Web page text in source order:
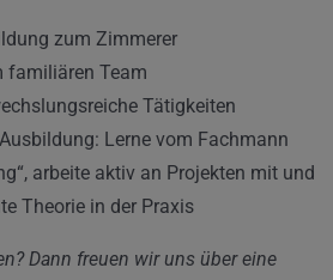
zum Zimmerer
familiären Team
Tätigkeiten
Lerne vom Fachmann
arbeite aktiv an Projekten mit und
Theorie in der Praxis
Dann freuen wir uns über eine